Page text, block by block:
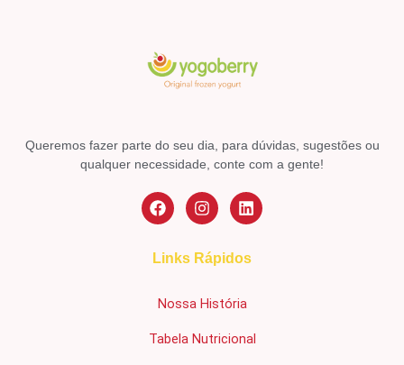
Queremos fazer parte do seu dia, para dúvidas, sugestões ou
qualquer necessidade, conte com a gente!
Links Rápidos
Nossa História
Tabela Nutricional